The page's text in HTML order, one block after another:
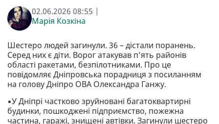
02.06.2026 08:55 |
Марія Козкіна
Шестеро людей загинули. 36 – дістали поранень.
Серед них є діти. Ворог атакував п’ять районів
області ракетами, безпілотниками. Про це
повідомляє Дніпровська порадниця з посиланням
на голову Дніпро ОВА Олександра Ганжу.
▪️У Дніпрі частково зруйновані багатоквартирні
будинки, пошкоджені підприємство, пожежна
частина, гаражі, знищені автівки. Загинули шестеро